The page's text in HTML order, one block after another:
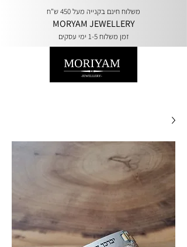
משלוח חינם בקנייה מעל 450 ש"ח
MORYAM JEWELLERY
זמן משלוח 1-5 ימי עסקים